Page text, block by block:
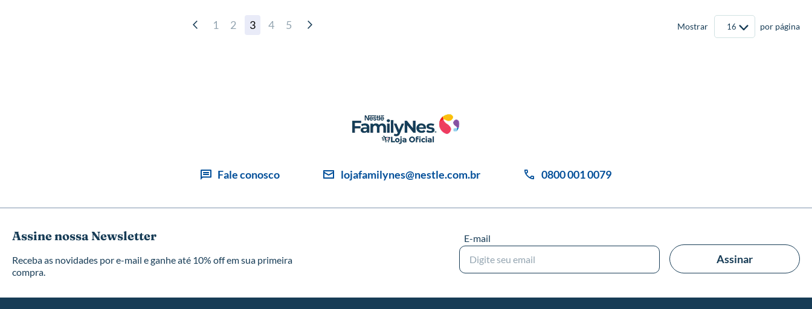
PáginaPágina
Anterior
Página
1 Página
2 Você esta lendo a pagina
3 Página
4 Página
5 Mostrar por página
Fale conosco lojafamilynes@nestle.com.br 0800 001 0079
Assine nossa Newsletter
Receba as novidades por e-mail e ganhe até 10% off em sua primeira
compra.
E-mail
Assinar